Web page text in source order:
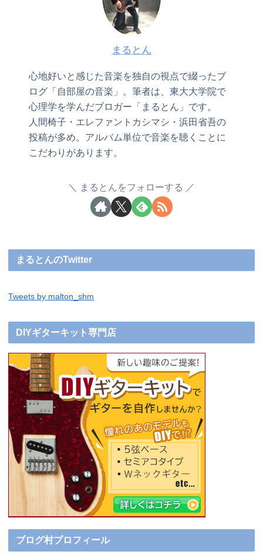
まるとん
心地好いと感じた音楽を独自の視点で綴ったブ
ログ「自部屋の音楽」。筆者は、東大大学院で
心理学を学んだブロガー「まるとん」です。
人間椅子・エレファントカシマシ・浜田省吾の
投稿が多め。アルバム単位で音楽を聴くことに
こだわりがあります。
まるとんをフォローする
まるとんのTwitter
Tweets by malton_shm
DIYギターキット専門店
ブログ村プロフィール